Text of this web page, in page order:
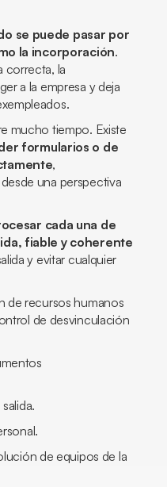
se puede pasar por
la incorporación.
correcta, la
a la empresa y deja
mucho tiempo. Existe
formularios o de
,
una perspectiva
cada una de
fiable y coherente
y evitar cualquier
de recursos humanos
de desvinculación
de equipos de la